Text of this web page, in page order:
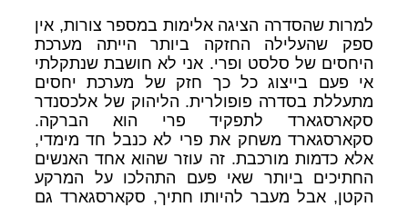
למרות שהסדרה הציגה אלימות במספר צורות, אין
ספק שהעלילה החזקה ביותר הייתה מערכת
היחסים של סלסט ופרי. אני לא חושבת שנתקלתי
אי פעם בייצוג כל כך חזק של מערכת יחסים
מתעללת בסדרה פופולרית. הליהוק של אלכסנדר
סקארסגארד לתפקיד פרי הוא הברקה.
סקארסגארד משחק את פרי לא כנבל חד מימדי,
אלא כדמות מורכבת. זה עוזר שהוא אחד האנשים
החתיכים ביותר שאי פעם התהלכו על המרקע
הקטן, אבל מעבר להיותו חתיך, סקארסגארד גם